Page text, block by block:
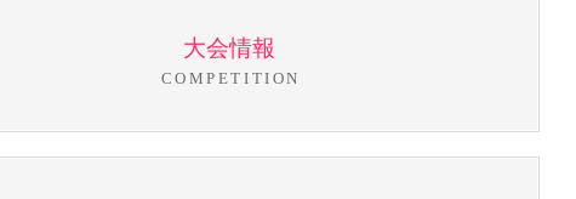
大会情報
COMPETITION